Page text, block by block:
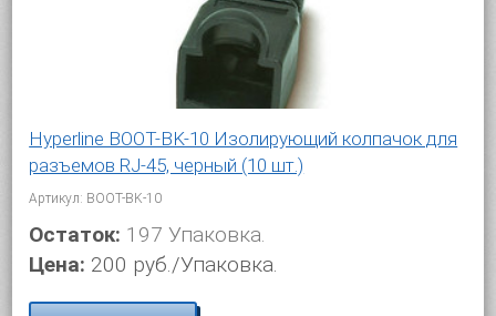
Hyperline BOOT-BK-10 Изолирующий колпачок для
разъемов RJ-45, черный (10 шт.)
Артикул: BOOT-BK-10
Остаток: 197 Упаковка.
Цена: 200 руб./Упаковка.